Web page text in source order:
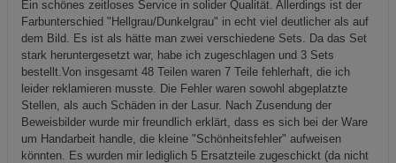
Ein schönes zeitloses Service in solider Qualität. Allerdings ist der
Farbunterschied "Hellgrau/Dunkelgrau" in echt viel deutlicher als auf
dem Bild. Es ist als hätte man zwei verschiedene Sets. Da das Set
stark heruntergesetzt war, habe ich zugeschlagen und 3 Sets
bestellt.Von insgesamt 48 Teilen waren 7 Teile fehlerhaft, die ich
leider reklamieren musste. Die Fehler waren sowohl abgeplatzte
Stellen, als auch Schäden in der Lasur. Nach Zusendung der
Beweisbilder wurde mir freundlich erklärt, dass es sich bei der Ware
um Handarbeit handle, die kleine "Schönheitsfehler" aufweisen
könnten. Es wurden mir lediglich 5 Ersatzteile zugeschickt (da nicht